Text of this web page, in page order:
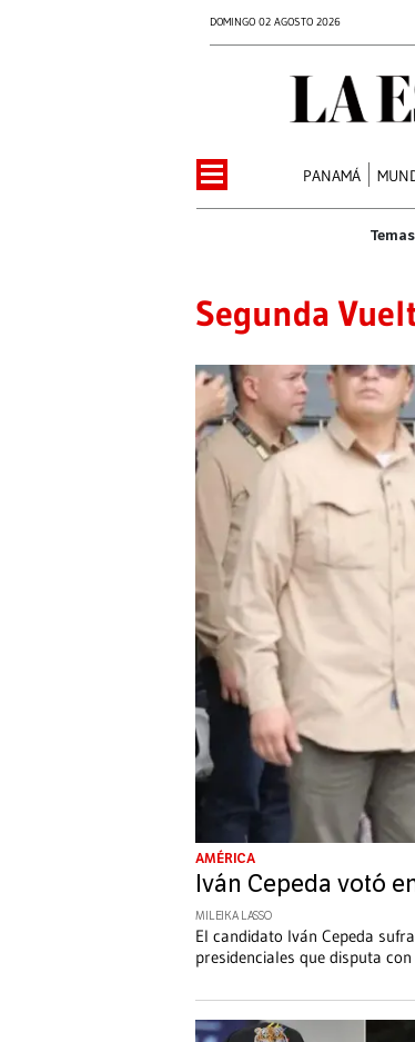
DOMINGO 02 AGOSTO 2026
PANAMÁ
Segunda
AMÉRICA
Iván Cepeda votó
MILEIKA LASSO
El candidato Iván Cepeda
presidenciales que disputa